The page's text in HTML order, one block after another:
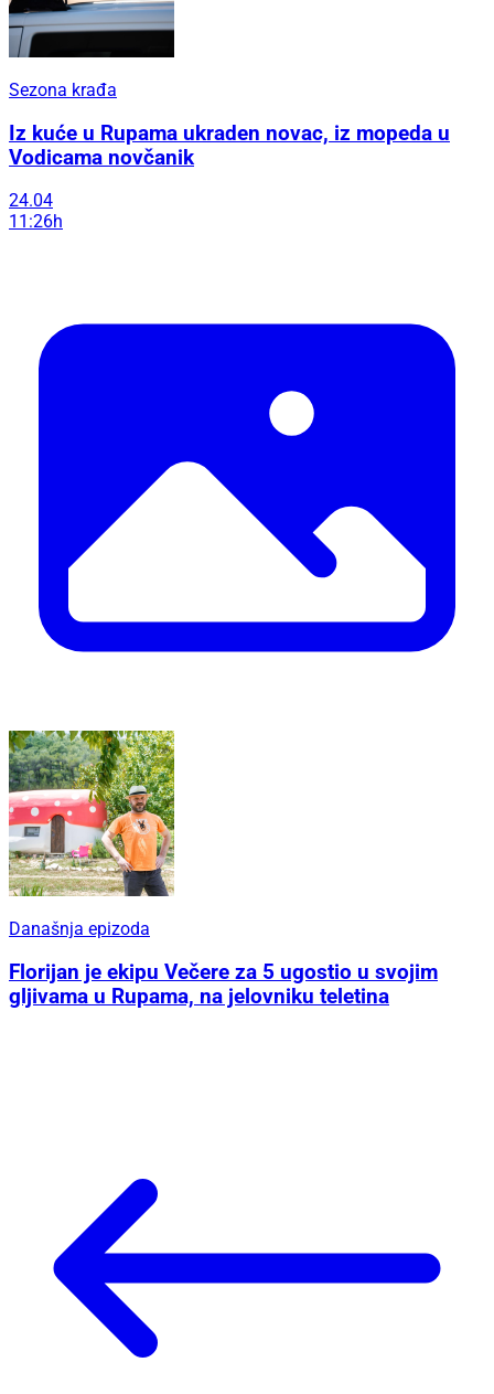
Sezona krađa
Iz kuće u Rupama ukraden novac, iz mopeda u
Vodicama novčanik
24.04
11:26h
Današnja epizoda
Florijan je ekipu Večere za 5 ugostio u svojim
gljivama u Rupama, na jelovniku teletina